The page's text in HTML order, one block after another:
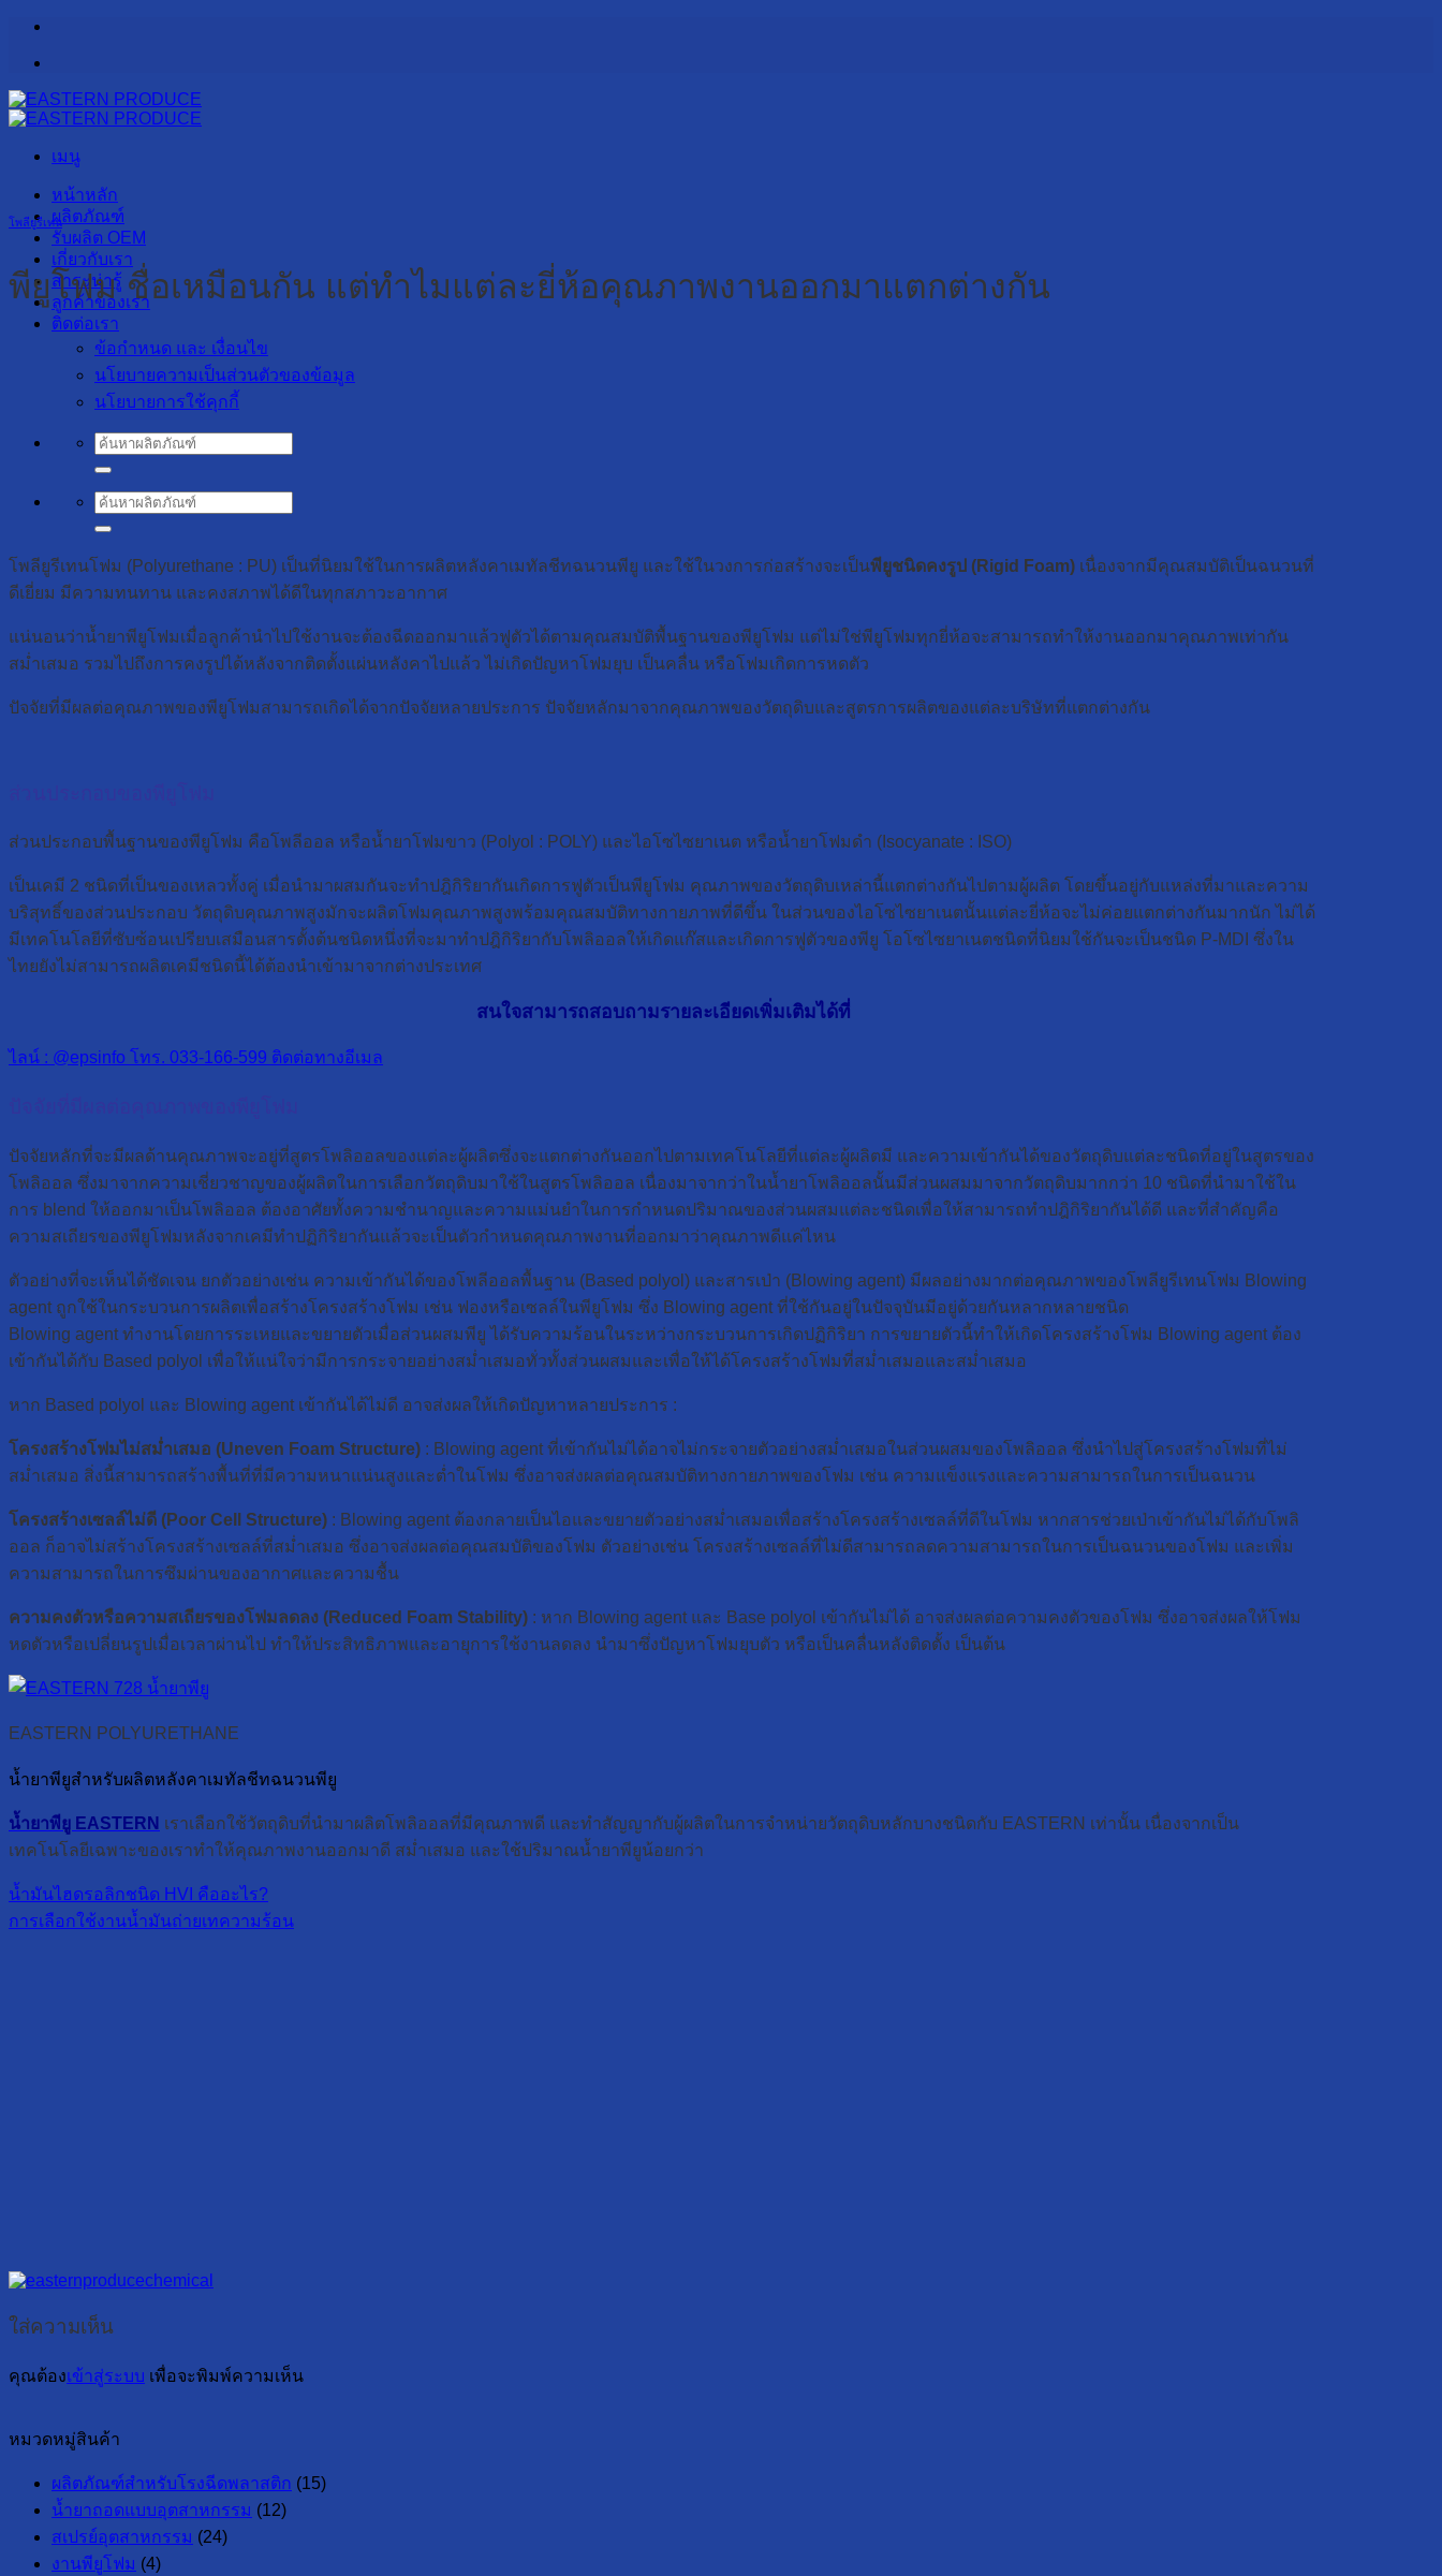
ข้าม
เนื้อหา
เมนู
หน้าหลัก
ผลิตภัณฑ์
รับผลิต OEM
เกี่ยวกับเรา
สาระน่ารู้
ลูกค้าของเรา
ติดต่อเรา
ข้อกำหนด และ เงื่อนไข
นโยบายความเป็นส่วนตัวของข้อมูล
นโยบายการใช้คุกกี้
ค้นหา:
ค้นหา:
โพลียูรีเทน
พียูโฟม ชื่อเหมือนกัน แต่ทำไมแต่ละยี่ห้อคุณภาพงานออกมาแตกต่างกัน
โพลียูรีเทนโฟม (Polyurethane : PU) เป็นที่นิยมใช้ในการผลิตหลังคาเมทัลชีทฉนวนพียู และใช้ในวงการก่อสร้างจะเป็นพียูชนิดคงรูป (Rigid Foam) เนื่องจากมีคุณสมบัติเป็นฉนวนที่
ดีเยี่ยม มีความทนทาน และคงสภาพได้ดีในทุกสภาวะอากาศ
แน่นอนว่าน้ำยาพียูโฟมเมื่อลูกค้านำไปใช้งานจะต้องฉีดออกมาแล้วฟูตัวได้ตามคุณสมบัติพื้นฐานของพียูโฟม แต่ไม่ใช่พียูโฟมทุกยี่ห้อจะสามารถทำให้งานออกมาคุณภาพเท่ากัน
สม่ำเสมอ รวมไปถึงการคงรูปได้หลังจากติดตั้งแผ่นหลังคาไปแล้ว ไม่เกิดปัญหาโฟมยุบ เป็นคลื่น หรือโฟมเกิดการหดตัว
ปัจจัยที่มีผลต่อคุณภาพของพียูโฟมสามารถเกิดได้จากปัจจัยหลายประการ ปัจจัยหลักมาจากคุณภาพของวัตถุดิบและสูตรการผลิตของแต่ละบริษัทที่แตกต่างกัน
ส่วนประกอบพื้นฐานของพียูโฟม คือโพลีออล หรือน้ำยาโฟมขาว (Polyol : POLY) และไอโซไซยาเนต หรือน้ำยาโฟมดำ (Isocyanate : ISO)
เป็นเคมี 2 ชนิดที่เป็นของเหลวทั้งคู่ เมื่อนำมาผสมกันจะทำปฎิกิริยากันเกิดการฟูตัวเป็นพียูโฟม คุณภาพของวัตถุดิบเหล่านี้แตกต่างกันไปตามผู้ผลิต โดยขึ้นอยู่กับแหล่งที่มาและความ
บริสุทธิ์ของส่วนประกอบ วัตถุดิบคุณภาพสูงมักจะผลิตโฟมคุณภาพสูงพร้อมคุณสมบัติทางกายภาพที่ดีขึ้น ในส่วนของไอโซไซยาเนตนั้นแต่ละยี่ห้อจะไม่ค่อยแตกต่างกันมากนัก ไม่ได้
มีเทคโนโลยีที่ซับซ้อนเปรียบเสมือนสารตั้งต้นชนิดหนึ่งที่จะมาทำปฎิกิริยากับโพลิออลให้เกิดแก๊สและเกิดการฟูตัวของพียู โอโซไซยาเนตชนิดที่นิยมใช้กันจะเป็นชนิด P-MDI ซึ่งใน
ไทยยังไม่สามารถผลิตเคมีชนิดนี้ได้ต้องนำเข้ามาจากต่างประเทศ
สนใจสามารถสอบถามรายละเอียดเพิ่มเติมได้ที่
ไลน์ : @epsinfo โทร. 033-166-599 ติดต่อทางอีเมล
ปัจจัยหลักที่จะมีผลด้านคุณภาพจะอยู่ที่สูตรโพลิออลของแต่ละผู้ผลิตซึ่งจะแตกต่างกันออกไปตามเทคโนโลยีที่แต่ละผู้ผลิตมี และความเข้ากันได้ของวัตถุดิบแต่ละชนิดที่อยู่ในสูตรของ
โพลิออล ซึ่งมาจากความเชี่ยวชาญของผู้ผลิตในการเลือกวัตถุดิบมาใช้ในสูตรโพลิออล เนื่องมาจากว่าในน้ำยาโพลิออลนั้นมีส่วนผสมมาจากวัตถุดิบมากกว่า 10 ชนิดที่นำมาใช้ใน
การ blend ให้ออกมาเป็นโพลิออล ต้องอาศัยทั้งความชำนาญและความแม่นยำในการกำหนดปริมาณของส่วนผสมแต่ละชนิดเพื่อให้สามารถทำปฎิกิริยากันได้ดี และที่สำคัญคือ
ความสเถียรของพียูโฟมหลังจากเคมีทำปฏิกิริยากันแล้วจะเป็นตัวกำหนดคุณภาพงานที่ออกมาว่าคุณภาพดีแค่ไหน
ตัวอย่างที่จะเห็นได้ชัดเจน ยกตัวอย่างเช่น ความเข้ากันได้ของโพลีออลพื้นฐาน (Based polyol) และสารเป่า (Blowing agent) มีผลอย่างมากต่อคุณภาพของโพลียูรีเทนโฟม Blowing
agent ถูกใช้ในกระบวนการผลิตเพื่อสร้างโครงสร้างโฟม เช่น ฟองหรือเซลล์ในพียูโฟม ซึ่ง Blowing agent ที่ใช้กันอยู่ในปัจจุบันมีอยู่ด้วยกันหลากหลายชนิด
Blowing agent ทำงานโดยการระเหยและขยายตัวเมื่อส่วนผสมพียู ได้รับความร้อนในระหว่างกระบวนการเกิดปฏิกิริยา การขยายตัวนี้ทำให้เกิดโครงสร้างโฟม Blowing agent ต้อง
เข้ากันได้กับ Based polyol เพื่อให้แน่ใจว่ามีการกระจายอย่างสม่ำเสมอทั่วทั้งส่วนผสมและเพื่อให้ได้โครงสร้างโฟมที่สม่ำเสมอและสม่ำเสมอ
หาก Based polyol และ Blowing agent เข้ากันได้ไม่ดี อาจส่งผลให้เกิดปัญหาหลายประการ :
โครงสร้างโฟมไม่สม่ำเสมอ (Uneven Foam Structure) : Blowing agent ที่เข้ากันไม่ได้อาจไม่กระจายตัวอย่างสม่ำเสมอในส่วนผสมของโพลิออล ซึ่งนำไปสู่โครงสร้างโฟมที่ไม่
สม่ำเสมอ สิ่งนี้สามารถสร้างพื้นที่ที่มีความหนาแน่นสูงและต่ำในโฟม ซึ่งอาจส่งผลต่อคุณสมบัติทางกายภาพของโฟม เช่น ความแข็งแรงและความสามารถในการเป็นฉนวน
โครงสร้างเซลล์ไม่ดี (Poor Cell Structure) : Blowing agent ต้องกลายเป็นไอและขยายตัวอย่างสม่ำเสมอเพื่อสร้างโครงสร้างเซลล์ที่ดีในโฟม หากสารช่วยเป่าเข้ากันไม่ได้กับโพลิ
ออล ก็อาจไม่สร้างโครงสร้างเซลล์ที่สม่ำเสมอ ซึ่งอาจส่งผลต่อคุณสมบัติของโฟม ตัวอย่างเช่น โครงสร้างเซลล์ที่ไม่ดีสามารถลดความสามารถในการเป็นฉนวนของโฟม และเพิ่ม
ความสามารถในการซึมผ่านของอากาศและความชื้น
ความคงตัวหรือความสเถียรของโฟมลดลง (Reduced Foam Stability) : หาก Blowing agent และ Base polyol เข้ากันไม่ได้ อาจส่งผลต่อความคงตัวของโฟม ซึ่งอาจส่งผลให้โฟม
หดตัวหรือเปลี่ยนรูปเมื่อเวลาผ่านไป ทำให้ประสิทธิภาพและอายุการใช้งานลดลง นำมาซึ่งปัญหาโฟมยุบตัว หรือเป็นคลื่นหลังติดตั้ง เป็นต้น
EASTERN POLYURETHANE
น้ำยาพียูสำหรับผลิตหลังคาเมทัลชีทฉนวนพียู
น้ำยาพียู EASTERN เราเลือกใช้วัตถุดิบที่นำมาผลิตโพลิออลที่มีคุณภาพดี และทำสัญญากับผู้ผลิตในการจำหน่ายวัตถุดิบหลักบางชนิดกับ EASTERN เท่านั้น เนื่องจากเป็น
เทคโนโลยีเฉพาะของเราทำให้คุณภาพงานออกมาดี สม่ำเสมอ และใช้ปริมาณน้ำยาพียูน้อยกว่า
น้ำมันไฮดรอลิกชนิด HVI คืออะไร?
การเลือกใช้งานน้ำมันถ่ายเทความร้อน
ใส่ความเห็น
คุณต้องเข้าสู่ระบบ เพื่อจะพิมพ์ความเห็น
หมวดหมู่สินค้า
ผลิตภัณฑ์สำหรับโรงฉีดพลาสติก (15)
น้ำยาถอดแบบอุตสาหกรรม (12)
สเปรย์อุตสาหกรรม (24)
งานพียูโฟม (4)